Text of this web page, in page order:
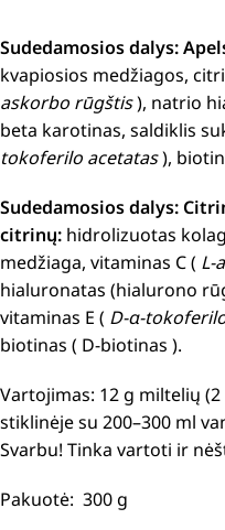
Sudedamosios dalys:
kvapiosios medžiagos,
askorbo rūgštis), natrio
beta karotinas, saldiklis
tokoferilo acetatas),
Sudedamosios dalys:
citrinų: hidrolizuotas
medžiaga, vitaminas C ( L-
hialuronatas (hialurono
vitaminas E ( D-α-
biotinas ( D-biotinas ).
Vartojimas: 12 g miltelių
stiklinėje su 200–300 ml
Svarbu! Tinka vartoti ir
Pakuotė: 300 g